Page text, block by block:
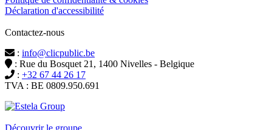
Déclaration d'accessibilité
Contactez-nous
: info@clicpublic.be
: Rue du Bosquet 21, 1400 Nivelles - Belgique
: +32 67 44 26 17
TVA : BE 0809.950.691
Découvrir le groupe